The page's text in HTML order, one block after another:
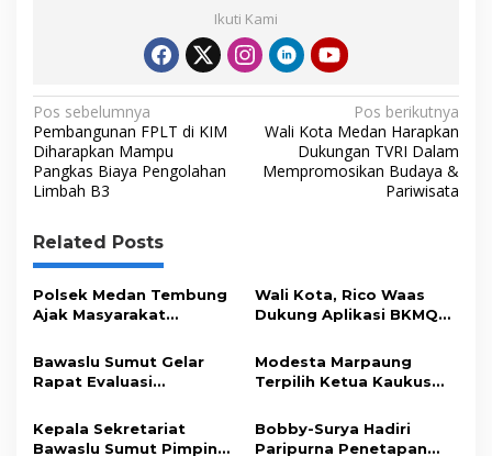
k
d
I
A
p
L
i
n
Ikuti Kami
N
a
v
g
a
s
p
o
s
Pos sebelumnya
Pembangunan FPLT di KIM
Diharapkan Mampu
Pangkas Biaya Pengolahan
Limbah B3
Pos berikutnya
Wali Kota Medan Harapkan
Dukungan TVRI Dalam
Mempromosikan Budaya &
Pariwisata
Related Posts
Polsek Medan Tembung
Ajak Masyarakat
Bebas Macet
Wali Kota, Rico Waas
Dukung Aplikasi BKMQU
Bawaslu Sumut Gelar
Rapat Evaluasi
Hukum Dalam
Permasalahan
Modesta Marpaung
Terpilih Ketua Kaukus
Kota Medan
Kepala Sekretariat
Bawaslu Sumut Pimpin
Bobby-Surya Hadiri
Paripurna Penetapan